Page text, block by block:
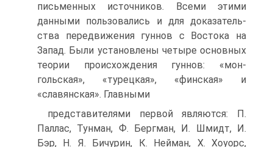
письменных источни­ков. Всеми этими
данными пользовались и для доказатель­
ства передвижения гуннов с Востока на
Запад. Были устано­влены четыре основных
теории происхождения гуннов: «мон­
гольская», «турецкая», «финская» и
«славянская». Главными
представителями первой являются: П.
Паллас, Тунман, Ф. Бергман, И. Шмидт, И.
Бэр, Н. Я. Бичурин, К. Нейман, X. Хоуорс,